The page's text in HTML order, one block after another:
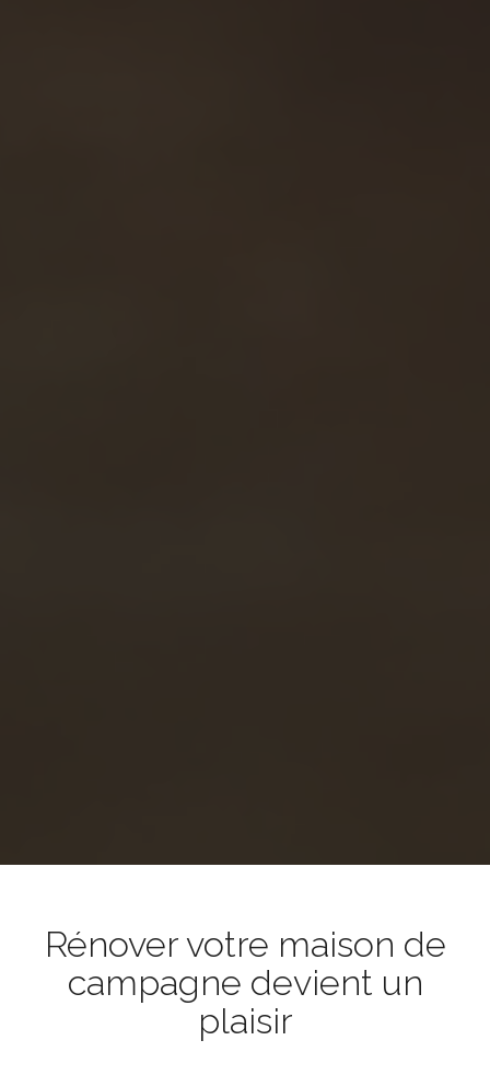
Rénover votre maison de
campagne devient un
plaisir